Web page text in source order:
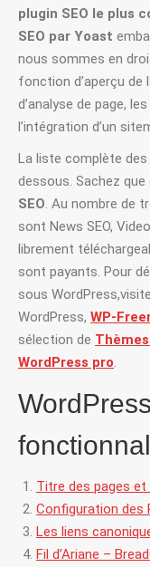
plugin SEO le plus
SEO par Yoast
nous sommes en
fonction d’aperçu
d’analyse de page,
l’intégration d’un
La liste complète
dessous. Sachez que
SEO. Au nombre de
sont News SEO,
librement
sont payants. Pour
sous
WordPress, WP-
sélection de
WordPress pro.
Titre des pages
Configuration des
Les liens
Fil d’Ariane –